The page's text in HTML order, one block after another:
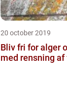
20 october 2019
Bliv fri for alger
med rensning af